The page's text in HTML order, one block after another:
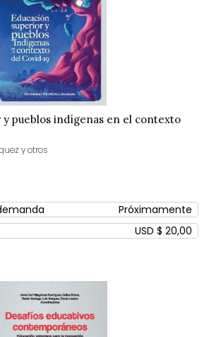
y pueblos indígenas en el contexto
y otros
Próximamente
USD $ 20,00